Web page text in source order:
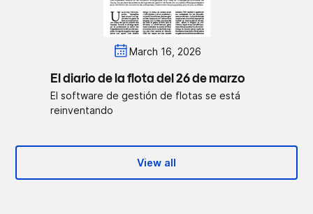
March 16, 2026
El diario de la flota del 26 de marzo
El software de gestión de flotas se está
reinventando
View all